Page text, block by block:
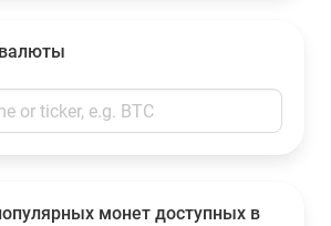
монет доступных в